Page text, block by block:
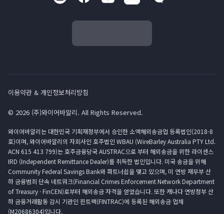
이용약관 & 개인정보처리방침
© 2026 (주)와이어바알리. All Rights Reserved.
와이어바알리는 대한민국 기획재정부에서 승인한 소액해외송금업 등록법인(2018-8
호)이며, 와이어바알리의 자회사인 호주법인 WBAU (WireBarley Australia PTY Ltd.
ACN 615 413 799)는 호주금융당국 AUSTRAC으로 부터 해외송금을 위한 라이센스
IRD (Independent Remittance Dealer)를 취득한 법인입니다. 미국 송금을 위해
Community Federal Savings Bank와 파트너쉽을 맺고 있으며, 미 연방 재무부 산
하 금융범죄 단속 네트워크(Financial Crimes Enforcement Network Department
of Treasury · FinCEN)로부터 해외송금 자격을 얻었습니다. 또한 캐나다 연방정부 산
하 금융거래활동 감시 기관인 핀트랙(FINTRAC)에 등록된 해외송금 업체
(M20686304)입니다.